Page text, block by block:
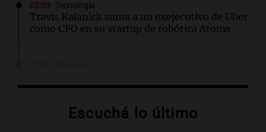
02:03 Tecnología
Travis Kalanick suma a un exejecutivo de Uber
como CFO en su startup de robótica Atoms
enfrentan en octavos de la Copa Argentina:
Escuchá lo último